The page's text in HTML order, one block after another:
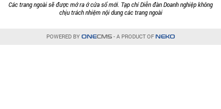
Các trang ngoài sẽ được mở ra ở cửa sổ mới. Tạp chí Diễn đàn Doanh nghiệp không
chịu trách nhiệm nội dung các trang ngoài
POWERED BY ONECMS- A PRODUCT OF NEKO